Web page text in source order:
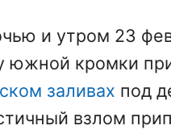
и утром 23
южной кромки
заливах под
взлом